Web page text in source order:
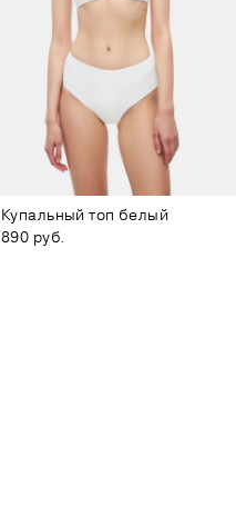
Купальный топ белый
890 руб.